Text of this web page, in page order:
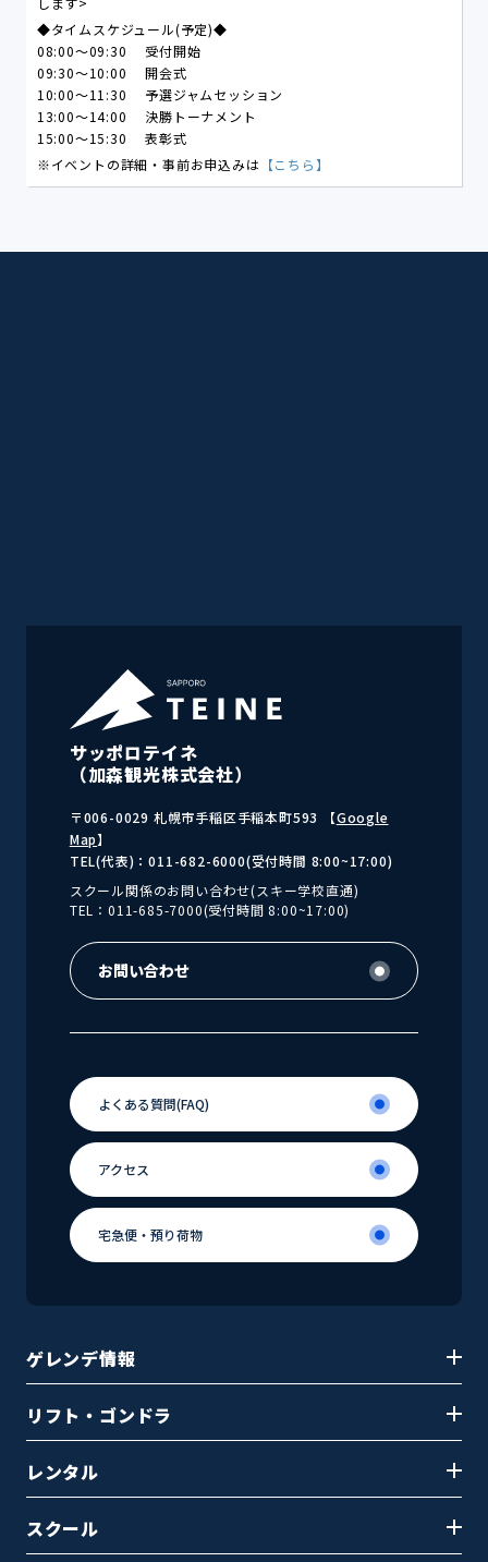
◆タイムスケジュール(予定)◆
08:00～09:30 受付開始
09:30～10:00 開会式
10:00～11:30 予選ジャムセッション
13:00～14:00 決勝トーナメント
15:00～15:30 表彰式
※イベントの詳細・事前お申込みは 【こちら】
サッポロテイネ
（加森観光株式会社）
〒006-0029 札幌市手稲区手稲本町593 【Google
Map】
TEL(代表)：011-682-6000(受付時間 8:00~17:00)
スクール関係のお問い合わせ(スキー学校直通)
TEL：011-685-7000(受付時間 8:00~17:00)
お問い合わせ
よくある質問(FAQ)
よくある
アクセス
アクセス
宅急便・ 預り荷物
ゲレンデ情報
リフト・ゴンドラ
レンタル
スクール